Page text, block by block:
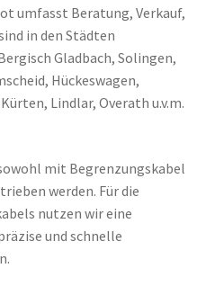
öffnen
umfasst Beratung, Verkauf,
in den Städten
Gladbach, Solingen,
Hückeswagen,
Lindlar, Overath u.v.m.
mit Begrenzungskabel
werden. Für die
nutzen wir eine
und schnelle